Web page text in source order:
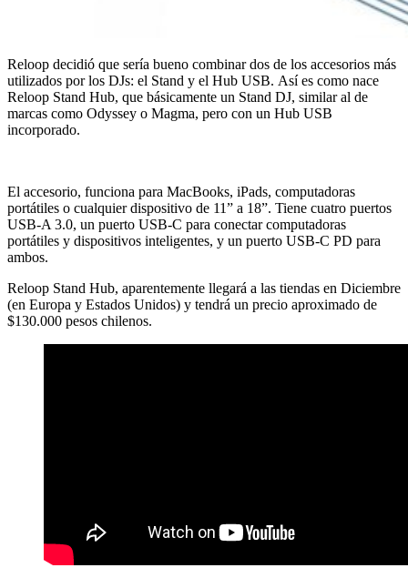
Reloop decidió que sería bueno combinar dos de los accesorios más
utilizados por los DJs: el Stand y el Hub USB. Así es como nace
Reloop Stand Hub, que básicamente un Stand DJ, similar al de
marcas como Odyssey o Magma, pero con un Hub USB
incorporado.
El accesorio, funciona para MacBooks, iPads, computadoras
portátiles o cualquier dispositivo de 11” a 18”. Tiene cuatro puertos
USB-A 3.0, un puerto USB-C para conectar computadoras
portátiles y dispositivos inteligentes, y un puerto USB-C PD para
ambos.
Reloop Stand Hub, aparentemente llegará a las tiendas en Diciembre
(en Europa y Estados Unidos) y tendrá un precio aproximado de
$130.000 pesos chilenos.